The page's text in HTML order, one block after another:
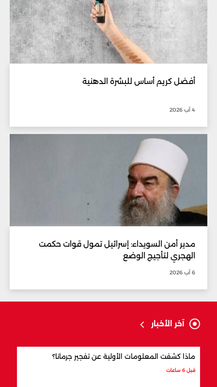
أفضل كريم أساس للبشرة الدهنية
4 آب 2026
مدير أمن السويداء: إسرائيل تمول قوات حكمت
الهجري لتأجيج الوضع
6 آب 2026
آخر الأخبار
ماذا كشفت المعلومات الأولية عن تفجير جرمانا؟
قبل 6 ساعات